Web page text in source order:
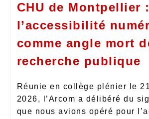
CHU de Montpellier :
l’accessibilité
comme angle mort
recherche publique
Réunie en collège plénier le
2026, l’Arcom a délibéré du
que nous avions opéré pour